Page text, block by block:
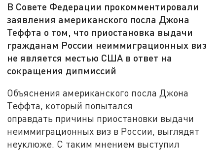
В Совете Федерации прокомментировали
заявления американского посла Джона
Теффта о том, что приостановка выдачи
гражданам России неиммиграционных виз
не является местью США в ответ на
сокращения дипмиссий
Объяснения американского посла Джона
Теффта, который попытался
оправдать причины приостановки выдачи
неиммиграционных виз в России, выглядят
неуклюже. С таким мнением выступил